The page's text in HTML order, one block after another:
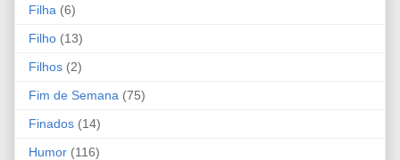
Filha (6)
Filho (13)
Filhos (2)
Fim de Semana (75)
Finados (14)
Humor (116)